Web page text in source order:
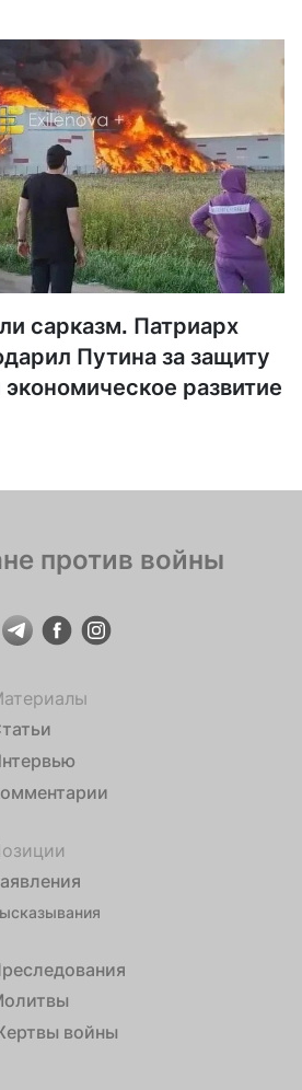
сарказм. Патриарх
Путина за защиту
развитие
против войны
войны